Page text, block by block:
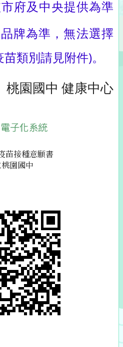
府及中央提供為準
牌為準，無法選擇
類別請見附件)。
桃園國中 健康中心